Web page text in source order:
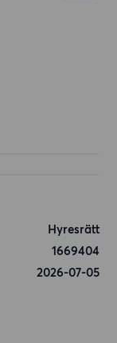
Hyresrätt
1669404
2026-07-05